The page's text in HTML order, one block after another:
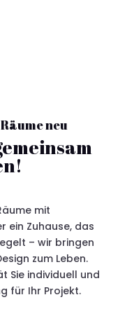
neu
mit
ein Zuhause, das
– wir bringen
zum Leben.
Sie individuell und
für Ihr Projekt.